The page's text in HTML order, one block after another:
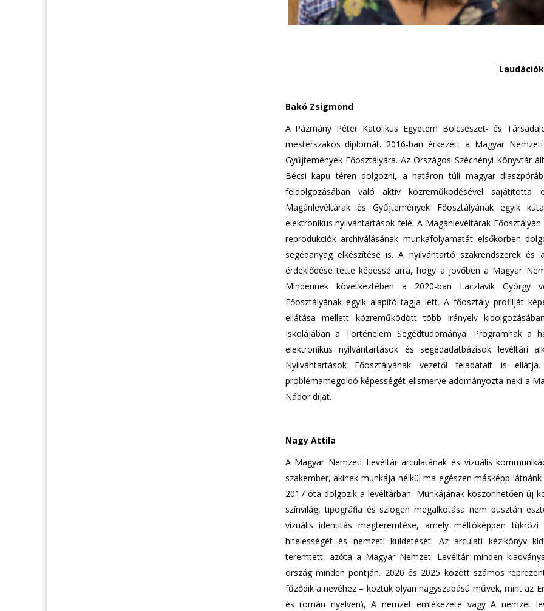
Bakó Zsigmond
A Pázmány Péter Katolikus Egyetem Bölcsészet- és
mesterszakos diplomát. 2016-ban érkezett a Magyar
Gyűjtemények Főosztályára. Az Országos Széchényi Könyvtár
Bécsi kapu téren dolgozni, a határon túli magyar
feldolgozásában való aktív közreműködésével
Magánlevéltárak és Gyűjtemények Főosztályának egyik
elektronikus nyilvántartások felé. A Magánlevéltárak
reprodukciók archiválásának munkafolyamatát elsőkörben
segédanyag elkészítése is. A nyilvántartó szakrendszerek
érdeklődése tette képessé arra, hogy a jövőben a Magyar
Mindennek következtében a 2020-ban Laczlavik György
Főosztályának egyik alapító tagja lett. A főosztály profilját
ellátása mellett közreműködött több irányelv
Iskolájában a Történelem Segédtudományai Programnak a
elektronikus nyilvántartások és segédadatbázisok levéltári
Nyilvántartások Főosztályának vezetői feladatait is
problémamegoldó képességét elismerve adományozta neki a
Nádor díjat.
Nagy Attila
A Magyar Nemzeti Levéltár arculatának és vizuális
szakember, akinek munkája nélkül ma egészen másképp
2017 óta dolgozik a levéltárban. Munkájának köszönhetően új
színvilág, tipográfia és szlogen megalkotása nem pusztán
vizuális identitás megteremtése, amely méltóképpen
hitelességét és nemzeti küldetését. Az arculati kézikönyv
teremtett, azóta a Magyar Nemzeti Levéltár minden
ország minden pontján. 2020 és 2025 között számos
fűződik a nevéhez – köztük olyan nagyszabású művek, mint az
és román nyelven), A nemzet emlékezete vagy A nemzet